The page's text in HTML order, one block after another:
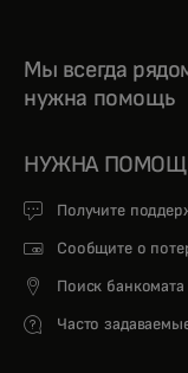
Мы всегда
нужна помощь
НУЖНА
Получите
Сообщите о
Поиск банкомата
Часто